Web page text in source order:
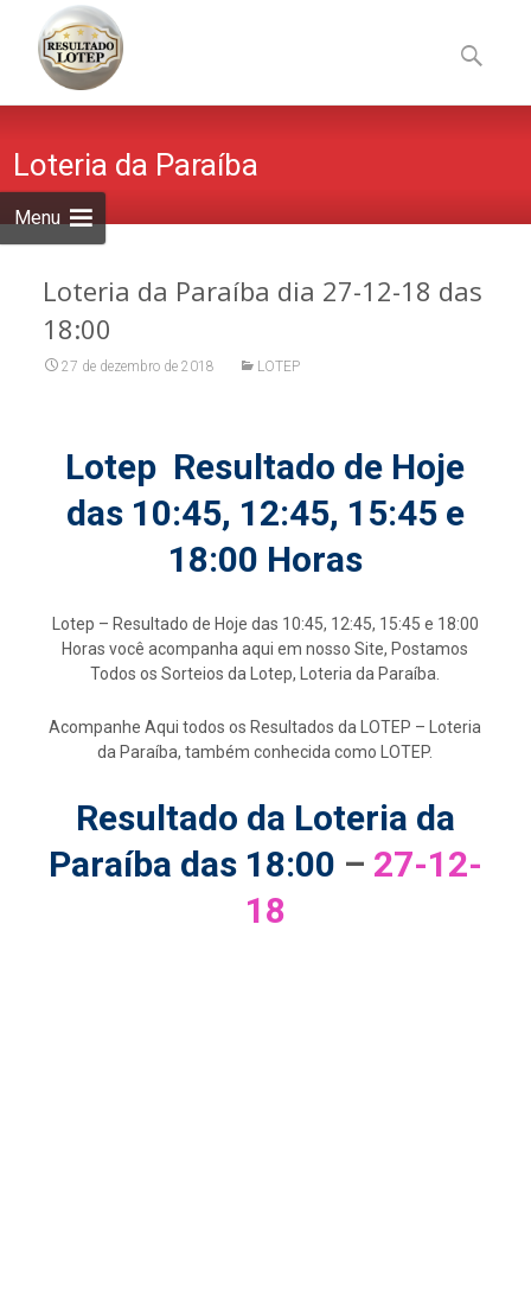
Menu
to
content
por:
Loteria da Paraíba
Loteria da Paraíba dia 27-12-18 das
18:00
27 de dezembro de 2018 LOTEP
Lotep Resultado de Hoje
das 10:45, 12:45, 15:45 e
18:00 Horas
Lotep – Resultado de Hoje das 10:45, 12:45, 15:45 e 18:00
Horas você acompanha aqui em nosso Site, Postamos
Todos os Sorteios da Lotep, Loteria da Paraíba.
Acompanhe Aqui todos os Resultados da LOTEP – Loteria
da Paraíba, também conhecida como LOTEP.
Resultado da Loteria da
Paraíba das 18:00 – 27-12-
18